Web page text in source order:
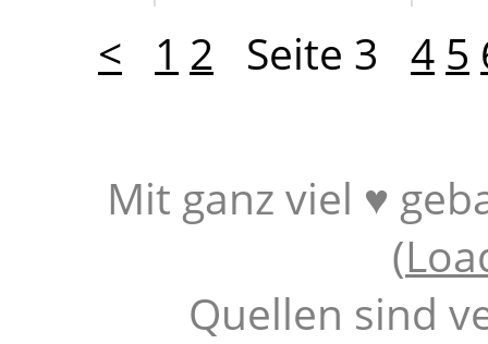
< 1 2 Seite 3 4 5
Mit ganz viel ♥
(
Quellen sind